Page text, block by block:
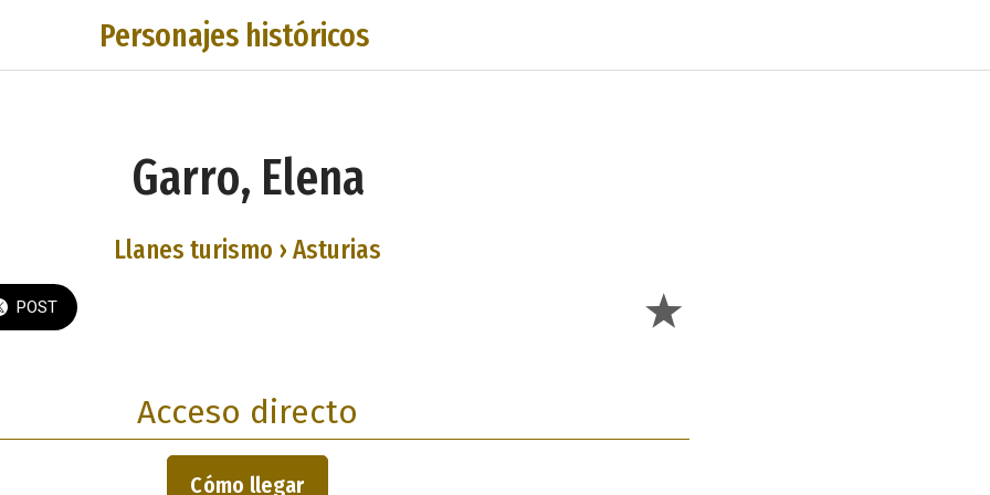
Personajes históricos
Garro, Elena
Llanes turismo › Asturias
POST
Acceso directo
Cómo llegar